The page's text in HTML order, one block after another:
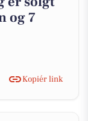
og 7
Kopiér link